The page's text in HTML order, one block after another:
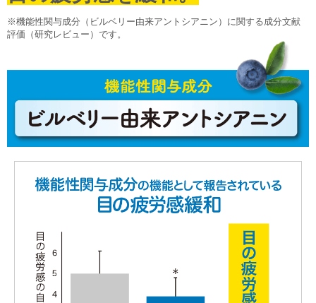
※機能性関与成分（ビルベリー由来アントシアニン）に関する成分文献
評価（研究レビュー）です。